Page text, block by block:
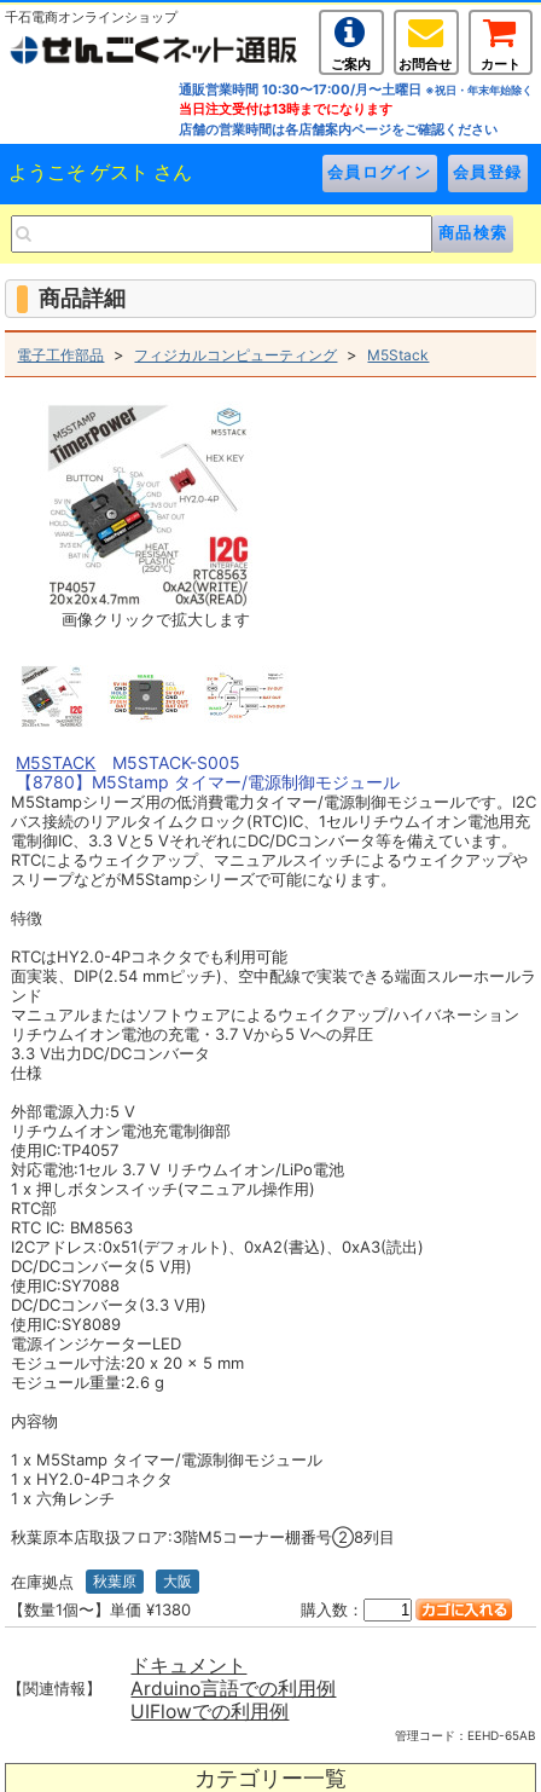
千石電商オンラインショップ
ご案内 お問合せ
カート
通販営業時間 10:30〜17:00/月〜土曜日 ※祝日・年末年始除く
当日注文受付は13時までになります
店舗の営業時間は各店舗案内ページをご確認ください
ようこそ ゲスト さん
カテゴリー一覧
商品詳細
電子工作部品 > フィジカルコンピューティング > M5Stack
画像クリックで拡大します
M5STACK M5STACK-S005
【8780】M5Stamp タイマー/電源制御モジュール
M5Stampシリーズ用の低消費電力タイマー/電源制御モジュールです。I2C
バス接続のリアルタイムクロック(RTC)IC、1セルリチウムイオン電池用充
電制御IC、3.3 Vと5 VそれぞれにDC/DCコンバータ等を備えています。
RTCによるウェイクアップ、マニュアルスイッチによるウェイクアップや
スリープなどがM5Stampシリーズで可能になります。
特徴
RTCはHY2.0-4Pコネクタでも利用可能
面実装、DIP(2.54 mmピッチ)、空中配線で実装できる端面スルーホールラ
ンド
マニュアルまたはソフトウェアによるウェイクアップ/ハイバネーション
リチウムイオン電池の充電・3.7 Vから5 Vへの昇圧
3.3 V出力DC/DCコンバータ
仕様
外部電源入力:5 V
リチウムイオン電池充電制御部
使用IC:TP4057
対応電池:1セル 3.7 V リチウムイオン/LiPo電池
1 x 押しボタンスイッチ(マニュアル操作用)
RTC部
RTC IC: BM8563
I2Cアドレス:0x51(デフォルト)、0xA2(書込)、0xA3(読出)
DC/DCコンバータ(5 V用)
使用IC:SY7088
DC/DCコンバータ(3.3 V用)
使用IC:SY8089
電源インジケーターLED
モジュール寸法:20 x 20 x 5 mm
モジュール重量:2.6 g
内容物
1 x M5Stamp タイマー/電源制御モジュール
1 x HY2.0-4Pコネクタ
1 x 六角レンチ
秋葉原本店取扱フロア:3階M5コーナー棚番号②8列目
在庫拠点 秋葉原 大阪
【数量1個〜】単価 ¥1380 購入数：
【関連情報】
ドキュメント
Arduino言語での利用例
UIFlowでの利用例
管理コード： EEHD-65AB